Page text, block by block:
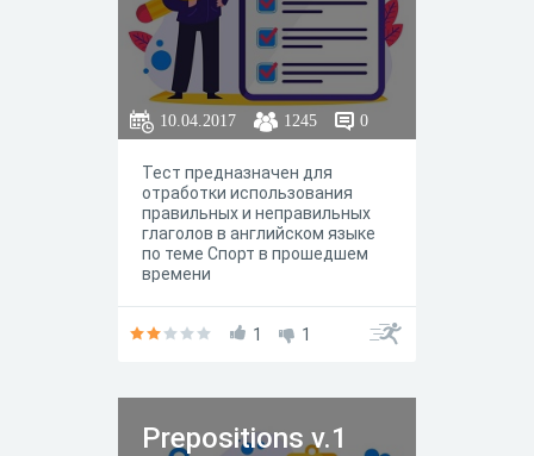
10.04.2017 1245 0
Тест предназначен для
отработки использования
правильных и неправильных
глаголов в английском языке
по теме Спорт в прошедшем
времени
1 1
Prepositions v.1